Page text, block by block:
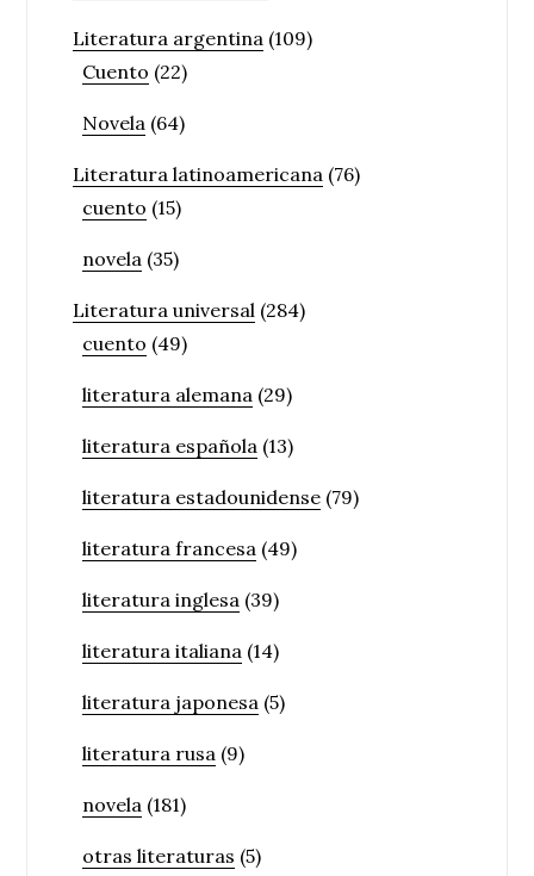
Literatura argentina (109)
Cuento (22)
Novela (64)
Literatura latinoamericana (76)
cuento (15)
novela (35)
Literatura universal (284)
cuento (49)
literatura alemana (29)
literatura española (13)
literatura estadounidense (79)
literatura francesa (49)
literatura inglesa (39)
literatura italiana (14)
literatura japonesa (5)
literatura rusa (9)
novela (181)
otras literaturas (5)